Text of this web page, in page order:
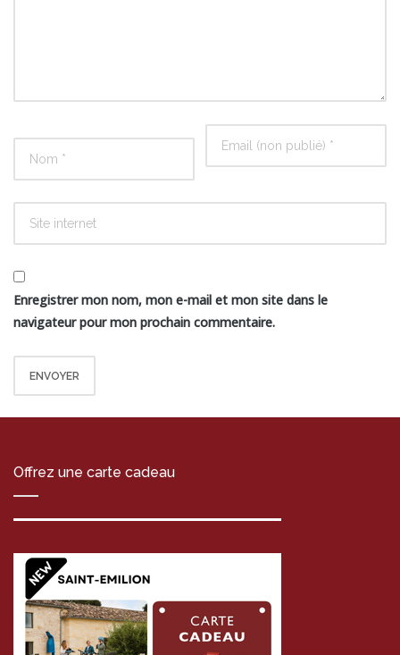
Enregistrer mon nom, mon e-mail et mon site dans le
navigateur pour mon prochain commentaire.
Offrez une carte cadeau